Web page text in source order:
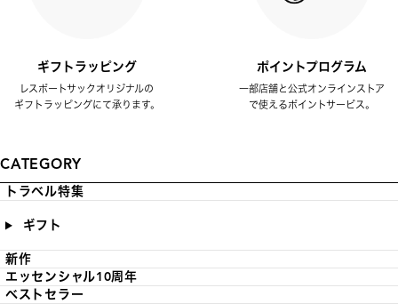
ギフトラッピング
レスポートサックオリジナルの
ギフトラッピングにて承ります。
ポイントプログラム
一部店舗と公式オンラインストア
で使えるポイントサービス。
CATEGORY
トラベル特集
ギフト
新作
エッセンシャル10周年
ベストセラー